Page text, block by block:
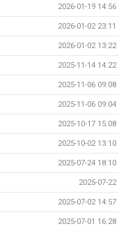
2026-01-19 14:56
2026-01-02 23:11
2026-01-02 13:22
2025-11-14 14:22
2025-11-06 09:08
2025-11-06 09:04
2025-10-17 15:08
2025-10-02 13:10
2025-07-24 18:10
2025-07-22
2025-07-02 14:57
2025-07-01 16:28